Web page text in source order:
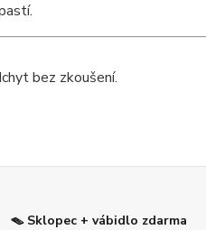
bez zkoušení.
🪤 Sklopec + vábidlo zdarma